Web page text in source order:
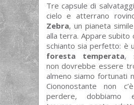
Tre capsule di
cielo e atterrano
Zebra, un pianeta
alla terra. Appare subito
schianto sia perfetto: è
foresta temperata,
non dovrebbe essere
almeno siamo fortunati
Ciononostante non
perdere, dobbiamo